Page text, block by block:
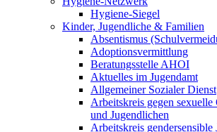
Hygiene-Siegel
Kinder, Jugendliche & Familien
Absentismus
Adoptionsvermittlung
Beratungsstelle AHOI
Aktuelles im Jugendamt
Allgemeiner Sozialer Dienst
Arbeitskreis gegen
und Jugendlichen
Arbeitskreis gendersensible